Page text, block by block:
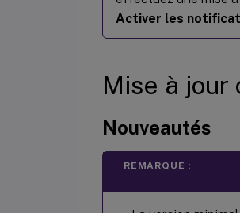
Activer les
Mise à jour
Nouveautés
REMARQUE :